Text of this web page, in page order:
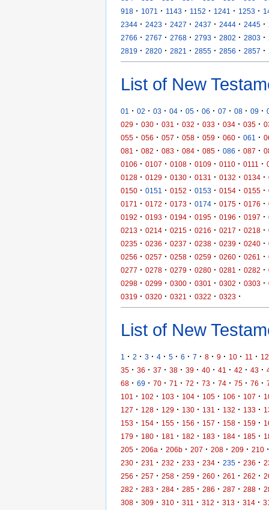
918 · 1071 · 1143 · 1152 · 1241 · 1253 ·
2344 · 2423 · 2427 · 2437 · 2444 · 2445 ·
2766 · 2767 · 2768 · 2793 · 2802 · 2803 ·
2819 · 2820 · 2821 · 2855 · 2856 · 2857 ·
List of New
01 · 02 · 03 · 04 · 05 · 06 · 07 · 08 · 09 ·
029 · 030 · 031 · 032 · 033 · 034 · 035 ·
055 · 056 · 057 · 058 · 059 · 060 · 061 ·
081
· 082 · 083 · 084 · 085 · 086 · 087 ·
0106 · 0107 · 0108 · 0109 · 0110 · 0111 ·
0128 · 0129 · 0130 · 0131 · 0132 · 0134 ·
0150 · 0151 · 0152 · 0153 · 0154 · 0155 ·
0171
· 0172 · 0173 · 0174 · 0175 · 0176 ·
0192 · 0193 · 0194 · 0195 · 0196 · 0197 ·
0213 · 0214 · 0215 · 0216 · 0217 · 0218 ·
0235 · 0236 · 0237 · 0238 · 0239 · 0240 ·
0256 · 0257 · 0258 · 0259 · 0260 · 0261 ·
0277 · 0278 · 0279 · 0280 · 0281 · 0282 ·
0298 · 0299 · 0300 · 0301 · 0302 · 0303 ·
0319 · 0320 · 0321 · 0322 · 0323 ·
List of New
1 · 2 · 3 · 4 · 5 · 6 · 7 · 8 · 9 · 10 · 11 · 12
35 · 36 · 37 · 38 · 39 · 40 · 41 · 42 · 43 ·
68 · 69 · 70 · 71 · 72 · 73 · 74 · 75 · 76 ·
101
· 102 · 103 · 104 · 105 · 106 · 107 ·
127 · 128 · 129 · 130 · 131 · 132 · 133 ·
153 · 154 · 155 · 156 · 157 · 158 · 159 ·
179 · 180 · 181 · 182 · 183 · 184 · 185 ·
205 · 206a · 206b · 207 · 208 · 209 · 210 ·
230 · 231 · 232 · 233 · 234 · 235 · 236 ·
256 · 257 · 258 · 259 · 260 · 261 · 262 ·
282 · 283 · 284 · 285 · 286 · 287 · 288 ·
308 · 309 · 310 · 311 · 312 · 313 · 314 ·